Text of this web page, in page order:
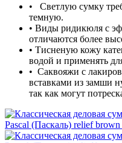
• Светлую сумку
темную.
• Виды ридикюля с
отличаются более
• Тисненую кожу
водой и применять
• Саквояжи с
вставками из замши
так как могут